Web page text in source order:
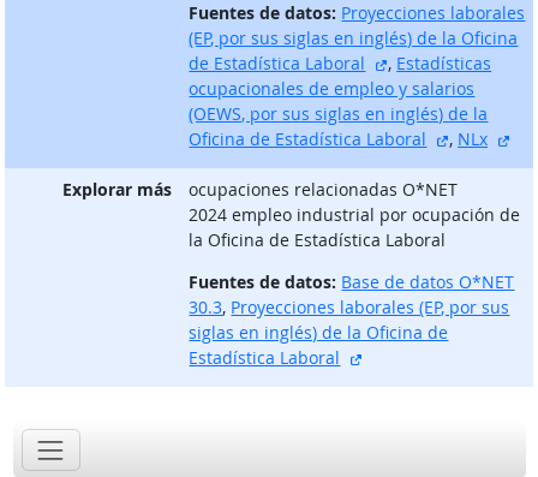
Fuentes de datos: Proyecciones laborales
(EP, por sus siglas en inglés) de la Oficina
de Estadística Laboral
sitio externo
, Estadísticas
ocupacionales de empleo y salarios
(OEWS, por sus siglas en inglés) de la
Oficina de Estadística Laboral
sitio
, NLx
Explorar más
ocupaciones relacionadas O*NET
2024 empleo industrial por ocupación de
la Oficina de Estadística Laboral
Fuentes de datos: Base de datos O*NET
30.3, Proyecciones laborales (EP, por sus
siglas en inglés) de la Oficina de
Estadística Laboral